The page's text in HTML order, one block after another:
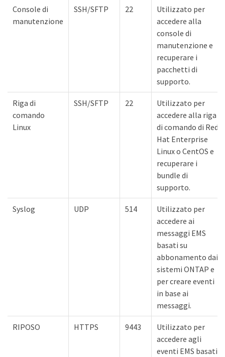
Console di
manutenzione
SSH/SFTP 22
Utilizzato per
accedere alla
console di
manutenzione e
recuperare i
pacchetti di
supporto.
Riga di
comando
Linux
SSH/SFTP 22
Utilizzato per
accedere alla riga
di comando di Red
Hat Enterprise
Linux o CentOS e
recuperare i
bundle di
supporto.
Syslog UDP 514
Utilizzato per
accedere ai
messaggi EMS
basati su
abbonamento dai
sistemi ONTAP e
per creare eventi
in base ai
messaggi.
RIPOSO HTTPS 9443
Utilizzato per
accedere agli
eventi EMS basati